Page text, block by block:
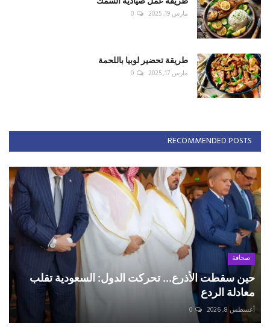
مارس 19, 2025 0
طريقة تحضير لوبيا باللحمة
مارس 17, 2025 0
RECOMMENDED POSTS
صحافة
حين سقطت الأذرع... تحركت الدول: السعودية تقلب
معادلة الردع
أغسطس 8, 2026 0